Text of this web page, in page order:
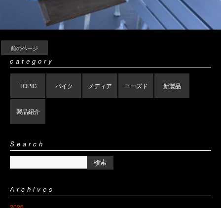
前のページ
category
TOPIC バイク メディア ユーズド 新製品
製品紹介
Search
Archives